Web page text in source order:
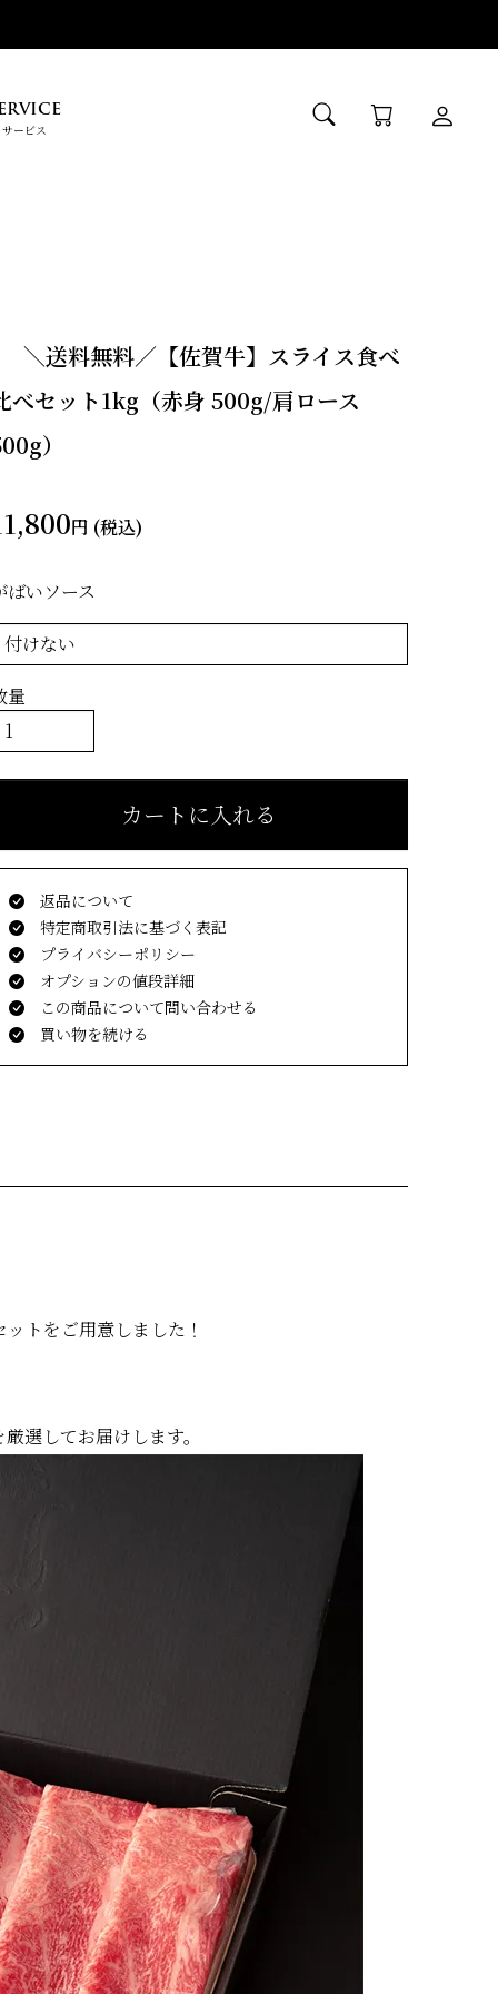
サービス
＼送料無料／【佐賀牛】スライス食べ
べセット1kg（赤身 500g/肩ロース
）
円 (税込)
ばいソース
量
カートに入れる
返品について
特定商取引法に基づく表記
プライバシーポリシー
オプションの値段詳細
この商品について問い合わせる
買い物を続ける
トをご用意しました！
選してお届けします。